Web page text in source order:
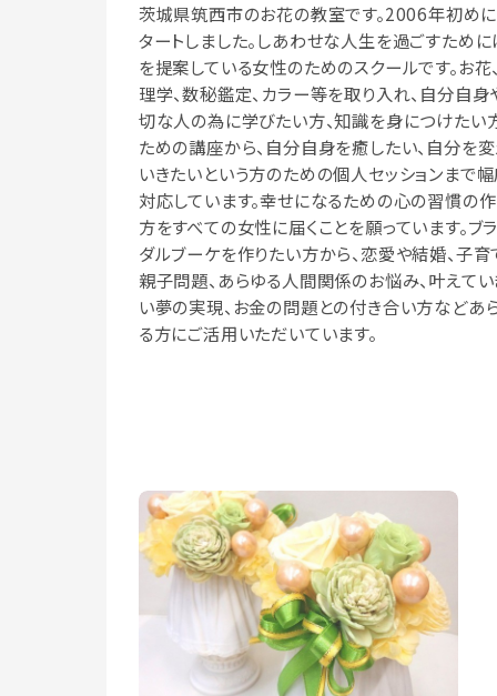
茨城県筑西市のお花の教室です。2006年初め
タートしました。しあわせな人生を過ごすために
を提案している女性のためのスクールです。お花
理学、数秘鑑定、カラー等を取り入れ、自分自身
切な人の為に学びたい方、知識を身につけたい
ための講座から、自分自身を癒したい、自分を
いきたいという方のための個人セッションまで幅
対応しています。幸せになるための心の習慣の
方をすべての女性に届くことを願っています。ブ
ダルブーケを作りたい方から、恋愛や結婚、子育
親子問題、あらゆる人間関係のお悩み、叶えて
い夢の実現、お金の問題との付き合い方などあ
る方にご活用いただいています。